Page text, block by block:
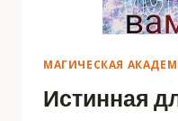
МАГИЧЕСКАЯ
Истинная